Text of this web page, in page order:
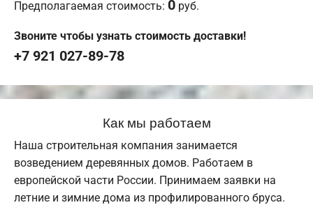
Предполагаемая стоимость: 0 руб.
Звоните чтобы узнать стоимость доставки!
+7 921 027-89-78
Как мы работаем
Наша строительная компания занимается
возведением деревянных домов. Работаем в
европейской части России. Принимаем заявки на
летние и зимние дома из профилированного бруса.